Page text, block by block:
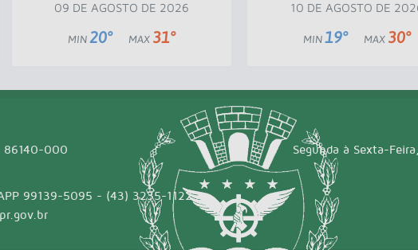
09 DE AGOSTO DE 2026
MIN 20° MAX 31°
10 DE AGOSTO DE
MIN 19° MAX 30°
86140-000 Segunda à Sexta-
99139-5095 - (43) 3235-1122